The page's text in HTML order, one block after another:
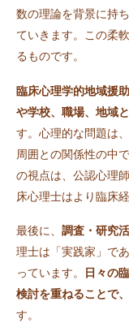
数の理論を背景に持
ていきます。この柔
るものです。
臨床心理学的地域援助
や学校、職場、地域
す。心理的な問題は
周囲との関係性の中
の視点は、公認心理
床心理士はより臨床
最後に、 調査・研究
理士は「実践家」で
っています。
日々の
検討を重ねることで
す。